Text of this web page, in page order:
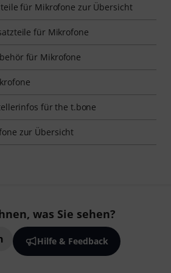
für Mikrofone zur Übersicht
für Mikrofone
für Mikrofone
für the t.bone
zur Übersicht
was Sie sehen?
Hilfe & Feedback